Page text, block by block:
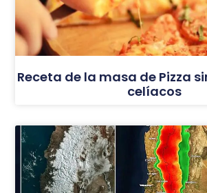
Receta de la masa de Pizza
celíacos